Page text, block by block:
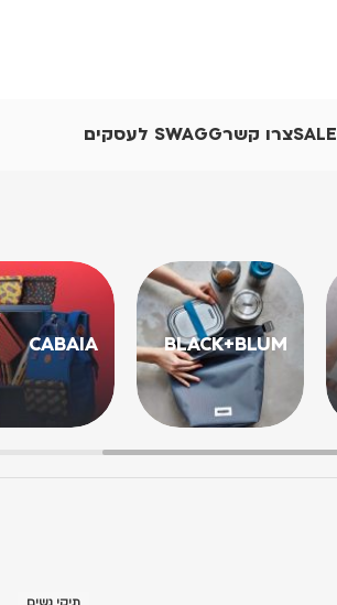
SALEצרו קשרSWAGG לעסקים
BLACK+BLUM
CABAIA